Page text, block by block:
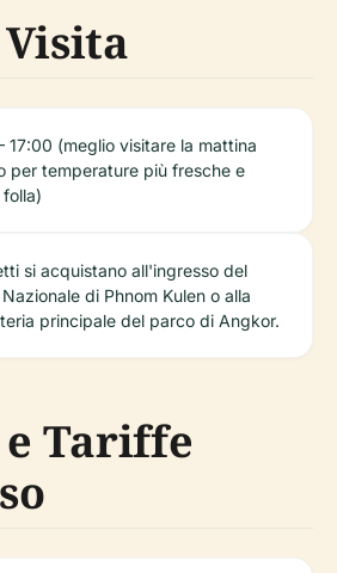
17:00 (meglio visitare la mattina
per temperature più fresche e
folla)
si acquistano all'ingresso del
di Phnom Kulen o alla
principale del parco di Angkor.
Tariffe